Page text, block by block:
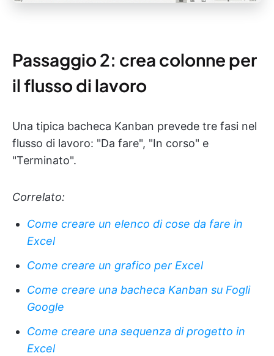
Passaggio 2: crea colonne per
il flusso di lavoro
Una tipica bacheca Kanban prevede tre fasi nel
flusso di lavoro: "Da fare", "In corso" e
"Terminato".
Correlato:
Come creare un elenco di cose da fare in
Excel
Come creare un grafico per Excel
Come creare una bacheca Kanban su Fogli
Google
Come creare una sequenza di progetto in
Excel